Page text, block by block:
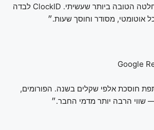
״ההצטרפות הייתה ההחלטה הטובה ביותר שעשיתי. ClockID לבדה
אוטומטי, מסודר וחוסך שעות.״
חוסכת אלפי שקלים בשנה. הפורומים,
שווי הרבה יותר מדמי החבר.״